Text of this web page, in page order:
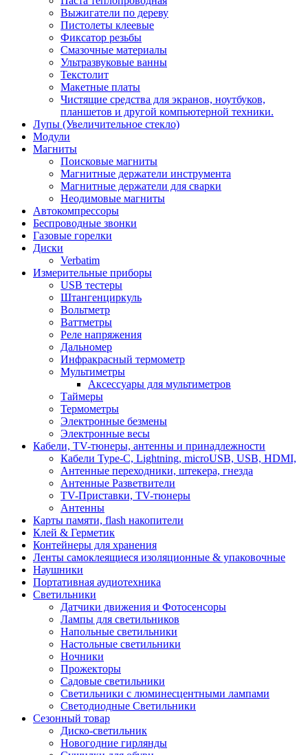
Выжигатели по дереву
Пистолеты клеевые
Фиксатор резьбы
Смазочные материалы
Ультразвуковые ванны
Текстолит
Макетные платы
Чистящие средства для экранов, ноутбуков,
планшетов и другой компьютерной техники.
Лупы (Увеличительное стекло)
Модули
Магниты
Поисковые магниты
Магнитные держатели инструмента
Магнитные держатели для сварки
Неодимовые магниты
Автокомпрессоры
Беспроводные звонки
Газовые горелки
Диски
Verbatim
Измерительные приборы
USB тестеры
Штангенциркуль
Вольтметр
Ваттметры
Реле напряжения
Дальномер
Инфракрасный термометр
Мультиметры
Аксессуары для мультиметров
Таймеры
Термометры
Электронные безмены
Электронные весы
Кабели, TV-тюнеры, антенны и принадлежности
Кабели Type-C, Lightning, microUSB, USB, HDMI,
Антенные переходники, штекера, гнезда
Антенные Разветвители
TV-Приставки, TV-тюнеры
Антенны
Карты памяти, flash накопители
Клей & Герметик
Контейнеры для хранения
Ленты самоклеящиеся изоляционные & упаковочные
Наушники
Портативная аудиотехника
Светильники
Датчики движения и Фотосенсоры
Лампы для светильников
Напольные светильники
Настольные светильники
Ночники
Прожекторы
Садовые светильники
Светильники с люминесцентными лампами
Светодиодные Светильники
Сезонный товар
Диско-светильник
Новогодние гирлянды